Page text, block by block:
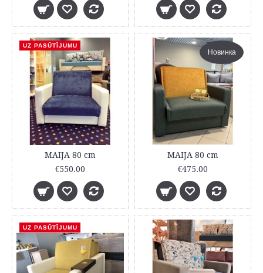
UZ PASŪTĪJUMU
MAIJA 80 cm
€550.00
Новинка
MAIJA 80 cm
€475.00
UZ PASŪTĪJUMU